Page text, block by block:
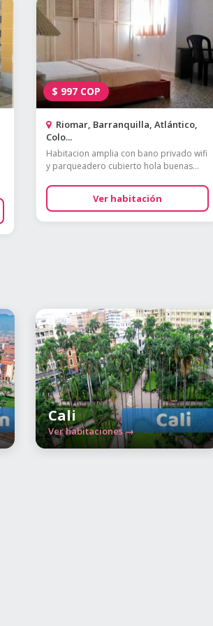
$ 997 COP
Riomar, Barranquilla, Atlántico,
Colo...
Habitacion amplia con bano privado wifi
y parqueadero cubierto hola buenas...
Ver habitación
Cali
Ver habitaciones →